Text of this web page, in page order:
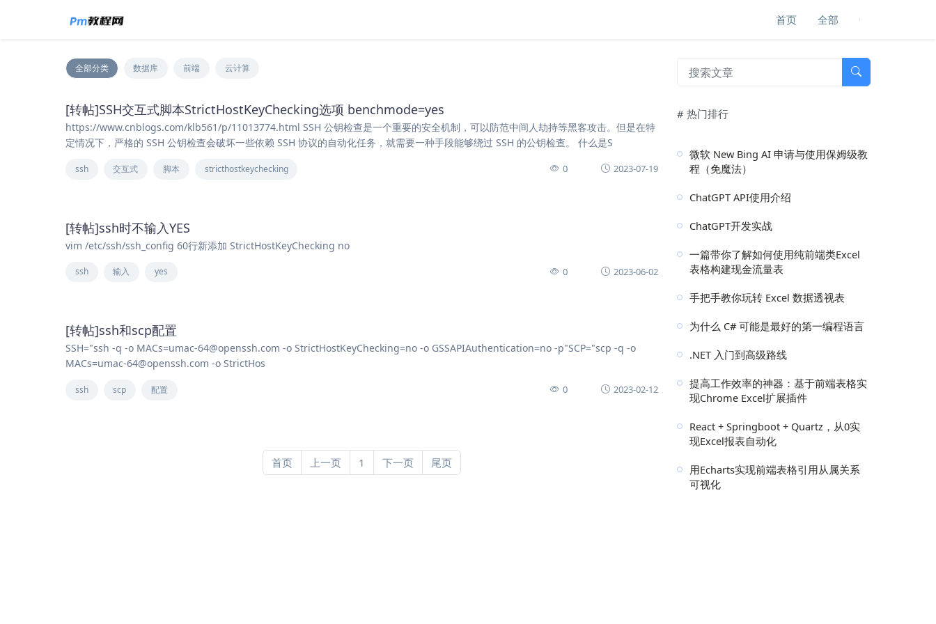
首页 全部
全部分类 数据库 前端 云计算
[转帖]SSH交互式脚本StrictHostKeyChecking选项 benchmode=yes
https://www.cnblogs.com/klb561/p/11013774.html SSH 公钥检查是一个重要的安全机制，可以防范中间人劫持等黑客攻击。但是在特
定情况下，严格的 SSH 公钥检查会破坏一些依赖 SSH 协议的自动化任务，就需要一种手段能够绕过 SSH 的公钥检查。 什么是S
ssh 交互式 脚本 stricthostkeychecking 0 2023-07-19
[转帖]ssh时不输入YES
vim /etc/ssh/ssh_config 60行新添加 StrictHostKeyChecking no
ssh 输入 yes 0 2023-06-02
[转帖]ssh和scp配置
SSH="ssh -q -o MACs=umac-64@openssh.com -o StrictHostKeyChecking=no -o GSSAPIAuthentication=no -p"SCP="scp -q -o
MACs=umac-64@openssh.com -o StrictHos
ssh scp 配置 0 2023-02-12
首页 上一页 1 下一页 尾页
# 热门排行
微软 New Bing AI 申请与使用保姆级教
程（免魔法）
ChatGPT API使用介绍
ChatGPT开发实战
一篇带你了解如何使用纯前端类Excel
表格构建现金流量表
手把手教你玩转 Excel 数据透视表
为什么 C# 可能是最好的第一编程语言
.NET 入门到高级路线
提高工作效率的神器：基于前端表格实
现Chrome Excel扩展插件
React + Springboot + Quartz，从0实
现Excel报表自动化
用Echarts实现前端表格引用从属关系
可视化